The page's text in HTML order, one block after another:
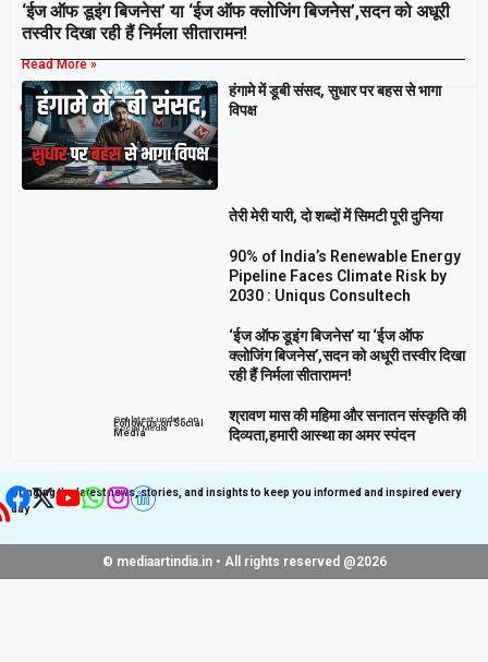
‘ईज ऑफ डूइंग बिजनेस’ या ‘ईज ऑफ क्लोजिंग बिजनेस’,सदन को अधूरी
तस्वीर दिखा रही हैं निर्मला सीतारामन!
Read More »
Breaking
हंगामे में डूबी संसद, सुधार पर बहस से भागा
विपक्ष
तेरी मेरी यारी, दो शब्दों में सिमटी पूरी दुनिया
90% of India’s Renewable Energy
Pipeline Faces Climate Risk by
2030 : Uniqus Consultech
‘ईज ऑफ डूइंग बिजनेस’ या ‘ईज ऑफ
क्लोजिंग बिजनेस’,सदन को अधूरी तस्वीर दिखा
रही हैं निर्मला सीतारामन!
श्रावण मास की महिमा और सनातन संस्कृति की
दिव्यता,हमारी आस्था का अमर स्पंदन
Bringing the latest news, stories, and insights to keep you informed and inspired every
day
Follow us on Social
Media
Get latest update on
Social Media
© mediaartindia.in • All rights reserved @2026